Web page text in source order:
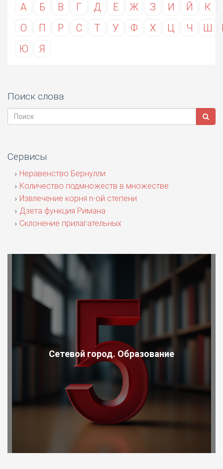
А Б В Г Д Е Ж З И Й К
О
П Р С Т У Ф Х Ц Ч Ш
Ю
Я
Поиск слова
Сервисы
Неравенство Бернулли
Количество подмножеств в множестве
Извлечение корня n-ой степени
Дзета функция Римана
Склонение прилагательных
Сетевой город. Образование